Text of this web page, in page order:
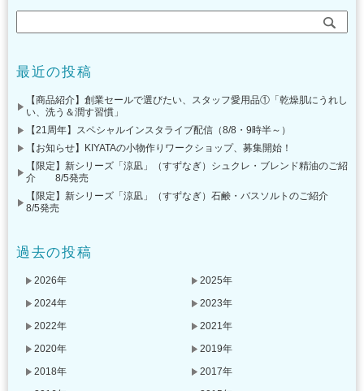
最近の投稿
【商品紹介】創業セールで選びたい、スタッフ愛用品①「乾燥肌にうれし
い、洗う＆潤す習慣」
【21周年】スペシャルインスタライブ配信（8/8・9時半～）
【お知らせ】KIYATAの小物作りワークショップ、募集開始！
【限定】新シリーズ「涼凪」（すずなぎ）シュクレ・ブレンド精油のご紹
介 8/5発売
【限定】新シリーズ「涼凪」（すずなぎ）石鹸・バスソルトのご紹介
8/5発売
過去の投稿
2026年
2025年
2024年
2023年
2022年
2021年
2020年
2019年
2018年
2017年